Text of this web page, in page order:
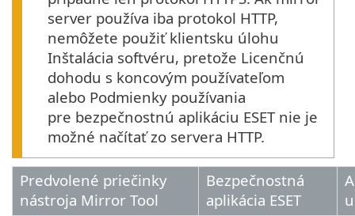
server používa iba protokol HTTP,
nemôžete použiť klientsku úlohu
Inštalácia softvéru, pretože Licenčnú
dohodu s koncovým používateľom
alebo Podmienky používania
pre bezpečnostnú aplikáciu ESET nie je
možné načítať zo servera HTTP.
Predvolené priečinky
nástroja Mirror Tool
Bezpečnostná
aplikácia ESET